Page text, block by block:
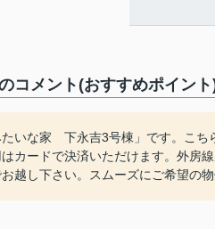
コメント(おすすめポイント
いな家 下永吉3号棟」です。こち
カードで決済いただけます。外房
越し下さい。スムーズにご希望の物